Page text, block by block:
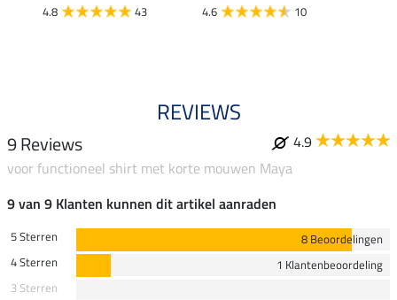
4.8 43 4.6 10
REVIEWS
9 Reviews
4.9
voor functioneel shirt met korte mouwen Maya
9 van 9 Klanten kunnen dit artikel aanraden
5 Sterren
8 Beoordelingen
4 Sterren
1 Klantenbeoordeling
3 Sterren